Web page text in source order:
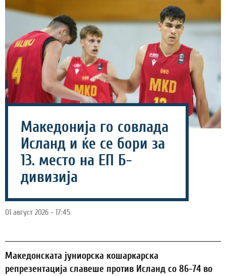
Македонија го совлада
Исланд и ќе се бори за
13. место на ЕП Б-
дивизија
01 август 2026 - 17:45
Македонската јуниорска кошаркарска
репрезентација славеше против Исланд со 86-74 во